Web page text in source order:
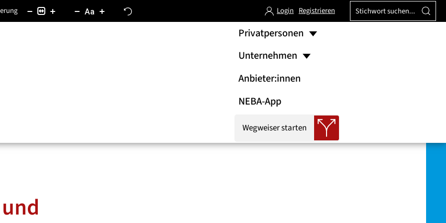
Aa Login Registrieren
Privatpersonen
Unternehmen
Anbieter:innen
NEBA-App
Wegweiser starten